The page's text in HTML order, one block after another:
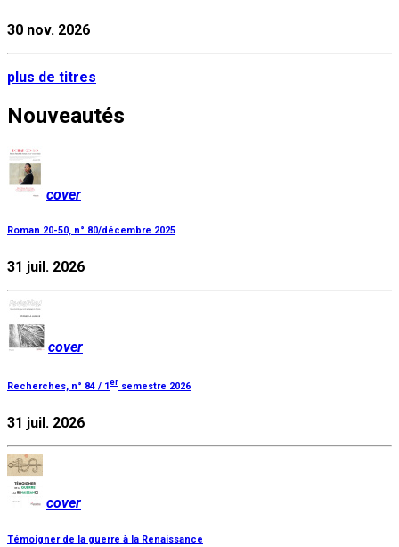
30 nov. 2026
plus de titres
Nouveautés
cover
Roman 20-50, n° 80/décembre 2025
31 juil. 2026
cover
Recherches, n° 84 / 1er semestre 2026
31 juil. 2026
cover
Témoigner de la guerre à la Renaissance